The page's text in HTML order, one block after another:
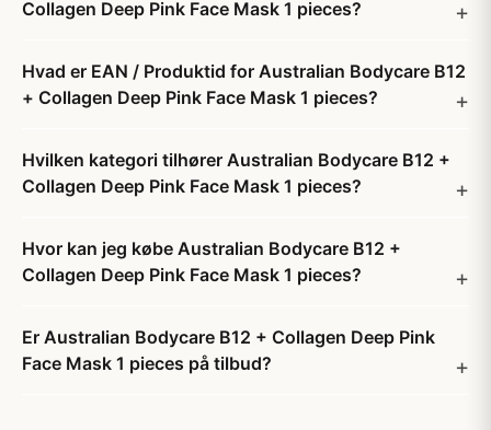
Collagen Deep Pink Face Mask 1 pieces?
Hvad er EAN / Produktid for Australian Bodycare B12
+ Collagen Deep Pink Face Mask 1 pieces?
Hvilken kategori tilhører Australian Bodycare B12 +
Collagen Deep Pink Face Mask 1 pieces?
Hvor kan jeg købe Australian Bodycare B12 +
Collagen Deep Pink Face Mask 1 pieces?
Er Australian Bodycare B12 + Collagen Deep Pink
Face Mask 1 pieces på tilbud?